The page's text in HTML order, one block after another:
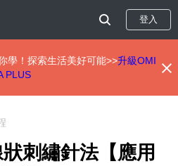
登入
學！探索生活美好可能>>升級OMI
PLUS
刺繡針法【應用